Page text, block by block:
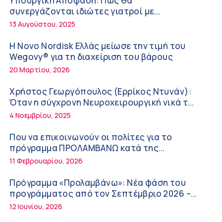
Διακοπές με ασφάλεια
6:20 πμ
Ειρήνη Ζίγκιρη (Ερρίκος Ντυνάν): H θερμική
καταπόνηση στους ηλικιωμένους
εργαζόμενους
6:11 πμ
Σύσκεψη στον ΕΟΦ για την ομαλή λειτουργία
της εφοδιαστικής αλυσίδας των φαρμάκων
στη διάρκεια του καλοκαιριού
12:08 μμ
Μιχάλης Τάτσης, Insurance & Healthcare
Analyst, διευθυντής Επιχειρηματικής
Ανάπτυξης Ομίλου HHG
11:54 πμ
Kavita Patel: Ένα στα πέντε καινοτόμα
φάρμακα φτάνει τελικά στην Ελλάδα
9:21 πμ
Υπάρχει τελικά «δίαιτα θυρεοειδούς»; Τι
συνεργάζονται ιδιώτες γιατροί με
νοσοκομεία του δημοσίου συστήματος
13 Αυγούστου, 2025
Η Novo Nordisk Ελλάς μείωσε την τιμή του
Wegovy® για τη διαχείριση του βάρους
20 Μαρτίου, 2026
Χρήστος Γεωργόπουλος (Ερρίκος Ντυνάν):
Όταν η σύγχρονη Νευροχειρουργική νικά το
φόβο!
4 Νοεμβρίου, 2025
Που να επικοινωνούν οι πολίτες για το
πρόγραμμα ΠΡΟΛΑΜΒΑΝΩ κατά της
παχυσαρκίας
11 Φεβρουαρίου, 2026
Πρόγραμμα «Προλαμβάνω»: Νέα φάση του
προγράμματος από τον Σεπτέμβριο 2026 –
Δωρεάν προληπτικές εξετάσεις έως το 2030
12 Ιουνίου, 2026